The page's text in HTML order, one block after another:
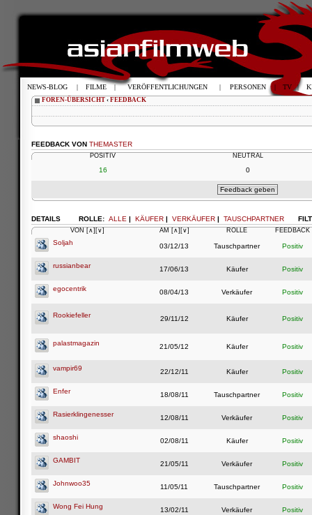
FOREN-ÜBERSICHT ‹ FEEDBACK
FEEDBACK VON THEMASTER
POSITIV NEUTRAL
16 0
ROLLE: ALLE | KÄUFER | VERKÄUFER | TAUSCHPARTNER
DETAILS
VON [∧] [∨] AM [∧] [∨] ROLLE FEEDBACK
Soljah 03/12/13 Tauschpartner Positiv
russianbear 17/06/13 Käufer Positiv
egocentrik 08/04/13 Verkäufer Positiv
Rookiefeller 29/11/12 Käufer Positiv
palastmagazin 21/05/12 Käufer Positiv
vampir69 22/12/11 Käufer Positiv
Enfer 18/08/11 Tauschpartner Positiv
Rasierklingenesser 12/08/11 Verkäufer Positiv
shaoshi 02/08/11 Käufer Positiv
GAMBIT 21/05/11 Verkäufer Positiv
Johnwoo35 11/05/11 Tauschpartner Positiv
Wong Fei Hung 13/02/11 Verkäufer Positiv
NEWS-BLOG | FILME | VERÖFFENTLICHUNGEN | PERSONEN | TV |